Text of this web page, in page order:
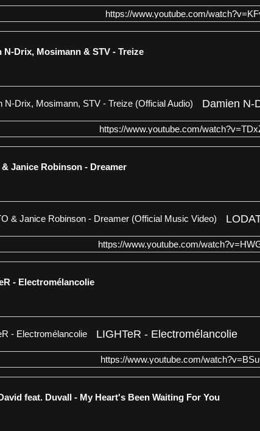
https://www.youtube.com/
N-Drix, Mosimann & STV - Treize
https://www.youtube.com/
& Janice Robinson - Dreamer
https://www.youtube.com/
- Electromélancolie
LIGHTeR - Electromélancolie
https://www.youtube.com/
feat. Duvall - My Heart's Been Waiting For You